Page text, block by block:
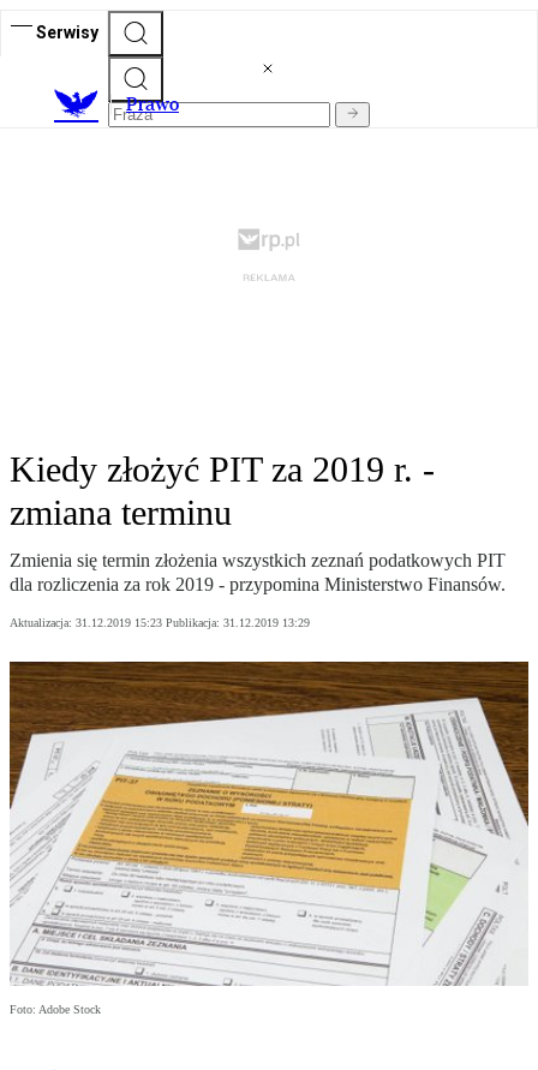
Serwisy
Prawo
Kiedy złożyć PIT za 2019 r. -
zmiana terminu
Zmienia się termin złożenia wszystkich zeznań podatkowych PIT
dla rozliczenia za rok 2019 - przypomina Ministerstwo Finansów.
Aktualizacja: 31.12.2019 15:23 Publikacja: 31.12.2019 13:29
Foto: Adobe Stock